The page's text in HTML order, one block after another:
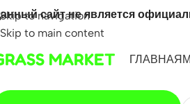
Skip to navigation
Skip to main content
сайт не является
MARKET ГЛАВНАЯ